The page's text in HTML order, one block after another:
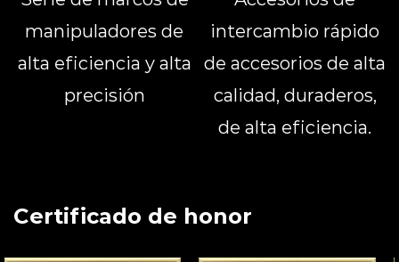
manipuladores de
alta eficiencia y alta
precisión
intercambio rápido
de accesorios de alta
calidad, duraderos,
de alta eficiencia.
Certificado de honor